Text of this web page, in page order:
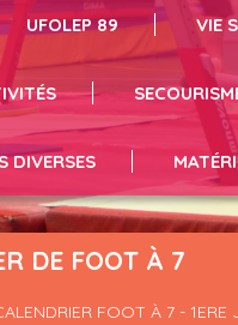
inscriptions en suivant le lien
résrever du matériel en
de sport cliquez ici
UFOLEP 89 VIE
DIVERSES
DE FOOT À 7
FOOT À 7 - 1ERE